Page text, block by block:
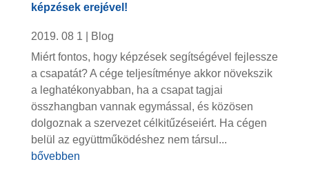
képzések erejével!
2019. 08 1
Blog
Miért fontos, hogy képzések segítségével fejlessze
a csapatát? A cége teljesítménye akkor növekszik
a leghatékonyabban, ha a csapat tagjai
összhangban vannak egymással, és közösen
dolgoznak a szervezet célkitűzéseiért. Ha cégen
belül az együttműködéshez nem társul...
bővebben